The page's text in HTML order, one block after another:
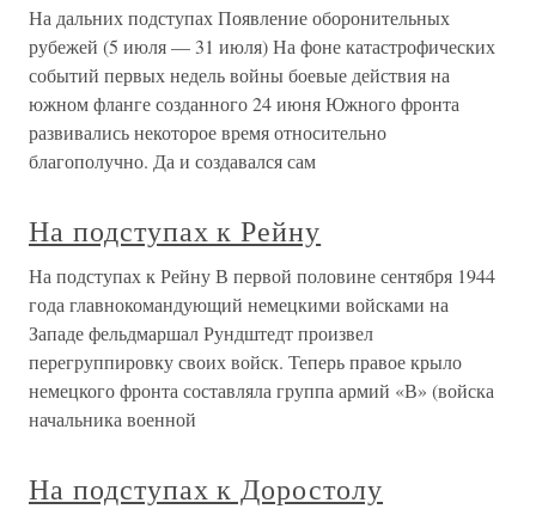
На дальних подступах Появление оборонительных
рубежей (5 июля — 31 июля) На фоне катастрофических
событий первых недель войны боевые действия на
южном фланге созданного 24 июня Южного фронта
развивались некоторое время относительно
благополучно. Да и создавался сам
На подступах к Рейну
На подступах к Рейну В первой половине сентября 1944
года главнокомандующий немецкими войсками на
Западе фельдмаршал Рундштедт произвел
перегруппировку своих войск. Теперь правое крыло
немецкого фронта составляла группа армий «В» (войска
начальника военной
На подступах к Доростолу